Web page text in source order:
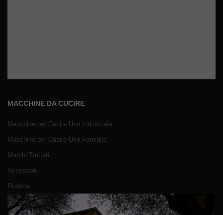
MACCHINE DA CUCIRE
Macchine per Cucire Uso Industriale
Macchine per Cucire Uso Famiglia
Marchi Trattati
Accessori
Rubrica